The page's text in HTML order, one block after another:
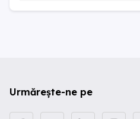
Urmărește-ne pe